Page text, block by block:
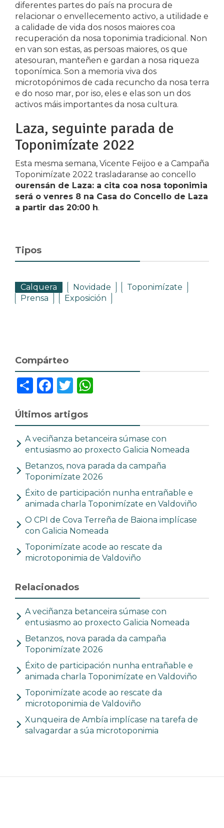
diferentes partes do país na procura de
relacionar o envellecemento activo, a utilidade e
a calidade de vida dos nosos maiores coa
recuperación da nosa toponimia tradicional. Non
en van son estas, as persoas maiores, os que
atesouran, manteñen e gardan a nosa riqueza
toponímica. Son a memoria viva dos
microtopónimos de cada recuncho da nosa terra
e do noso mar, por iso, eles e elas son un dos
activos máis importantes da nosa cultura.
Laza, seguinte parada de
Toponimízate 2022
Esta mesma semana, Vicente Feijoo e a Campaña
Toponimízate 2022 trasladaranse ao concello
ourensán de Laza: a cita coa nosa toponimia
será o venres 8 na Casa do Concello de Laza
a partir das 20:00 h.
Tipos
Calquera Novidade
Toponimízate
Prensa
Exposición
Compárteo
Últimos artigos
A veciñanza betanceira súmase con
entusiasmo ao proxecto Galicia Nomeada
Betanzos, nova parada da campaña
Toponimízate 2026
Éxito de participación nunha entrañable e
animada charla Toponimízate en Valdoviño
O CPI de Cova Terreña de Baiona implícase
con Galicia Nomeada
Toponimízate acode ao rescate da
microtoponimia de Valdoviño
Relacionados
A veciñanza betanceira súmase con
entusiasmo ao proxecto Galicia Nomeada
Betanzos, nova parada da campaña
Toponimízate 2026
Éxito de participación nunha entrañable e
animada charla Toponimízate en Valdoviño
Toponimízate acode ao rescate da
microtoponimia de Valdoviño
Xunqueira de Ambía implícase na tarefa de
salvagardar a súa microtoponimia